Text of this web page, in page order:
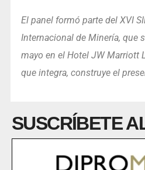
El panel formó parte del XVI
Internacional de Minería, que
mayo en el Hotel JW Marriott
que integra, construye el
SUSCRÍBETE